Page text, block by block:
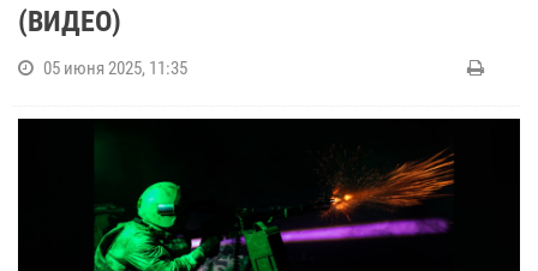
(ВИДЕО)
05 июня 2025, 11:35